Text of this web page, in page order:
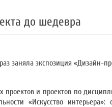
до шедевра
заняла экспозиция
и проектов по
«Искусство